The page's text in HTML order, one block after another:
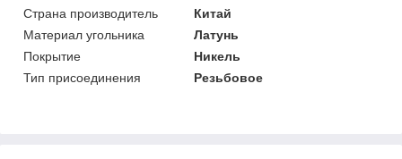
Страна производитель
Китай
Материал угольника
Латунь
Покрытие
Никель
Тип присоединения
Резьбовое